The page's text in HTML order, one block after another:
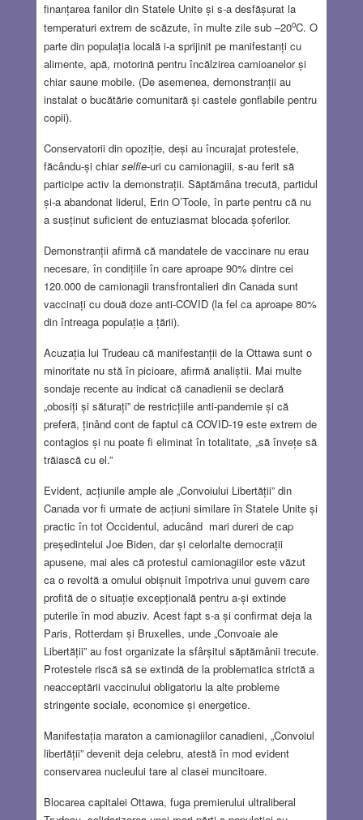
finanțarea fanilor din Statele Unite și s-a desfășurat la
temperaturi extrem de scăzute, în multe zile sub –20oC. O
parte din populația locală i-a sprijinit pe manifestanți cu
alimente, apă, motorină pentru încălzirea camioanelor și
chiar saune mobile. (De asemenea, demonstranții au
instalat o bucătărie comunitară și castele gonflabile pentru
copii).
Conservatorii din opoziție, deși au încurajat protestele,
făcându-și chiarselfie-uri cu camionagiii, s-au ferit să
participe activ la demonstrații. Săptămâna trecută, partidul
și-a abandonat liderul, Erin O’Toole, în parte pentru că nu
a susținut suficient de entuziasmat blocada șoferilor.
Demonstranții afirmă că mandatele de vaccinare nu erau
necesare, în condițiile în care aproape 90% dintre cei
120.000 de camionagii transfrontalieri din Canada sunt
vaccinați cu două doze anti-COVID (la fel ca aproape 80%
din întreaga populație a țării).
Acuzația lui Trudeau că manifestanții de la Ottawa sunt o
minoritate nu stă în picioare, afirmă analiștii. Mai multe
sondaje recente au indicat că canadienii se declară
„obosiți și săturați” de restricțiile anti-pandemie și că
preferă, ținând cont de faptul că COVID-19 este extrem de
contagios și nu poate fi eliminat în totalitate, „să învețe să
trăiască cu el.”
Evident, acțiunile ample ale „Convoiului Libertății” din
Canada vor fi urmate de acțiuni similare în Statele Unite și
practic în tot Occidentul, aducând mari dureri de cap
președintelui Joe Biden, dar și celorlalte democrații
apusene, mai ales că protestul camionagiilor este văzut
ca o revoltă a omului obișnuit împotriva unui guvern care
profită de o situație excepțională pentru a-și extinde
puterile în mod abuziv. Acest fapt s-a și confirmat deja la
Paris, Rotterdam și Bruxelles, unde „Convoaie ale
Libertății” au fost organizate la sfârșitul săptămânii trecute.
Protestele riscă să se extindă de la problematica strictă a
neacceptării vaccinului obligatoriu la alte probleme
stringente sociale, economice și energetice.
Manifestația maraton a camionagiilor canadieni, „Convoiul
libertății” devenit deja celebru, atestă în mod evident
conservarea nucleului tare al clasei muncitoare.
Blocarea capitalei Ottawa, fuga premierului ultraliberal